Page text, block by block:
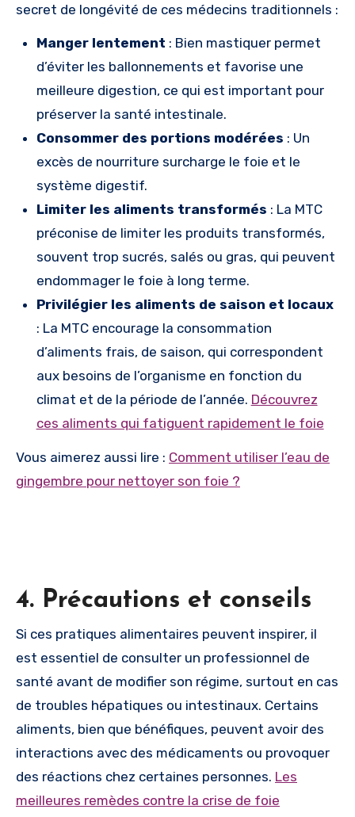
secret de longévité de ces médecins traditionnels :
Manger lentement : Bien mastiquer permet
d’éviter les ballonnements et favorise une
meilleure digestion, ce qui est important pour
préserver la santé intestinale.
Consommer des portions modérées : Un
excès de nourriture surcharge le foie et le
système digestif.
Limiter les aliments transformés : La MTC
préconise de limiter les produits transformés,
souvent trop sucrés, salés ou gras, qui peuvent
endommager le foie à long terme.
Privilégier les aliments de saison et locaux
: La MTC encourage la consommation
d’aliments frais, de saison, qui correspondent
aux besoins de l’organisme en fonction du
climat et de la période de l’année. Découvrez
ces aliments qui fatiguent rapidement le foie
Vous aimerez aussi lire : Comment utiliser l’eau de
gingembre pour nettoyer son foie ?
4. Précautions et conseils
Si ces pratiques alimentaires peuvent inspirer, il
est essentiel de consulter un professionnel de
santé avant de modifier son régime, surtout en cas
de troubles hépatiques ou intestinaux. Certains
aliments, bien que bénéfiques, peuvent avoir des
interactions avec des médicaments ou provoquer
des réactions chez certaines personnes. Les
meilleures remèdes contre la crise de foie